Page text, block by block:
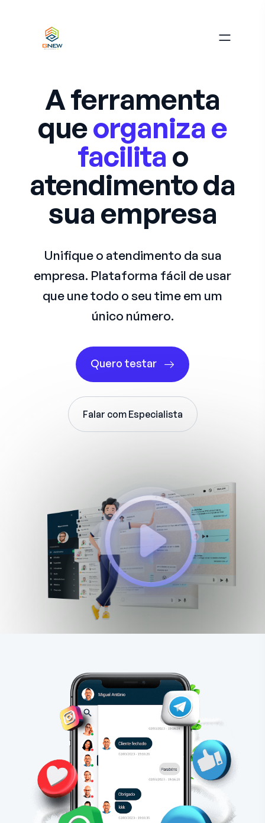
A ferramenta
queorganiza e
facilita o
atendimento da
sua empresa
Unifique o atendimento da sua
empresa. Plataforma fácil de usar
que une todo o seu time em um
único número.
Quero testar
Falar com Especialista